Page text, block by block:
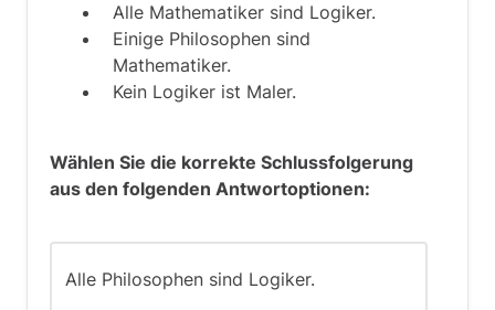
Alle Mathematiker sind Logiker.
Einige Philosophen sind
Mathematiker.
Kein Logiker ist Maler.
Wählen Sie die korrekte Schlussfolgerung
aus den folgenden Antwortoptionen:
Alle Philosophen sind Logiker.